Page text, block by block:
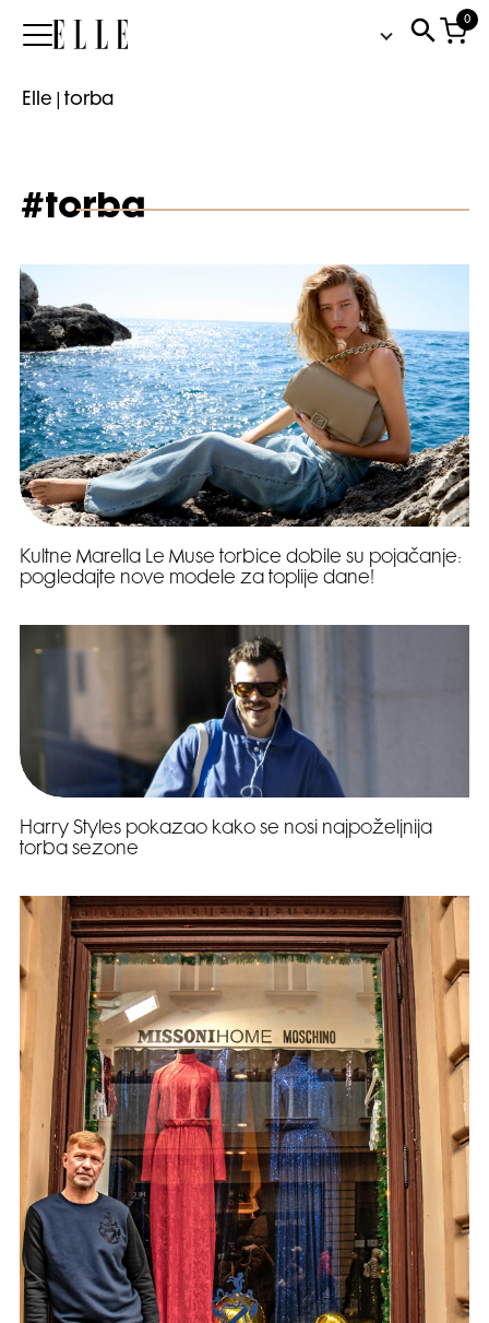
Elle
0
Elle torba
#torba
Kultne Marella Le Muse torbice dobile su pojačanje:
pogledajte nove modele za toplije dane!
Harry Styles pokazao kako se nosi najpoželjnija
torba sezone